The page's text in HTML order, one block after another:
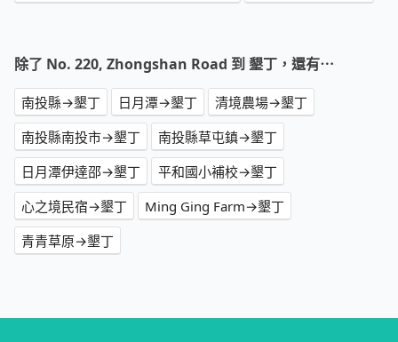
除了 No. 220, Zhongshan Road 到 墾丁，還有⋯
南投縣→墾丁 日月潭→墾丁
清境農場→墾丁
南投縣南投市→墾丁
南投縣草屯鎮→墾丁
日月潭伊達邵→墾丁
平和國小補校→墾丁
心之境民宿→墾丁
Ming Ging Farm→墾丁
青青草原→墾丁